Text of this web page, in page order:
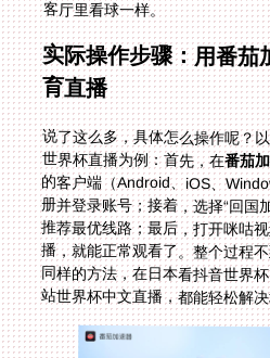
客厅里看球一样。
实际操作步骤：用番茄
育直播
说了这么多，具体怎么操作呢？
世界杯直播为例：首先，在番茄
站世界杯中文直播，都能轻松解